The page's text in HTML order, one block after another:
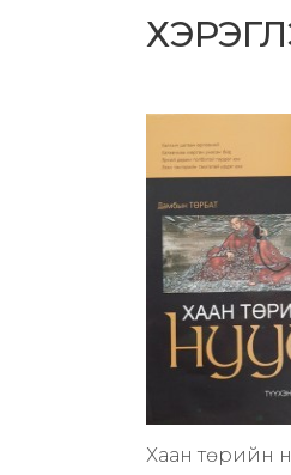
Хаан төрийн